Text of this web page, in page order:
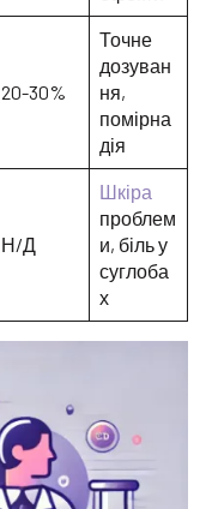
20-30%
Точне
дозуван
ня,
помірна
дія
Н/Д
Шкіра
проблем
и, біль у
суглоба
х